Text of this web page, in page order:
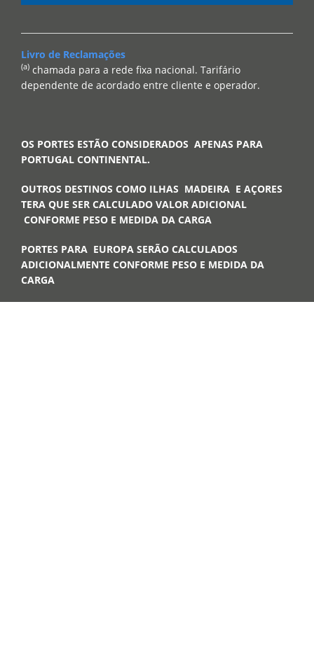
Livro de Reclamações
(a) chamada para a rede fixa nacional. Tarifário
dependente de acordado entre cliente e operador.
OS PORTES ESTÃO CONSIDERADOS APENAS PARA
PORTUGAL CONTINENTAL.
OUTROS DESTINOS COMO ILHAS MADEIRA E AÇORES
TERA QUE SER CALCULADO VALOR ADICIONAL
CONFORME PESO E MEDIDA DA CARGA
PORTES PARA EUROPA SERÃO CALCULADOS
ADICIONALMENTE CONFORME PESO E MEDIDA DA
CARGA